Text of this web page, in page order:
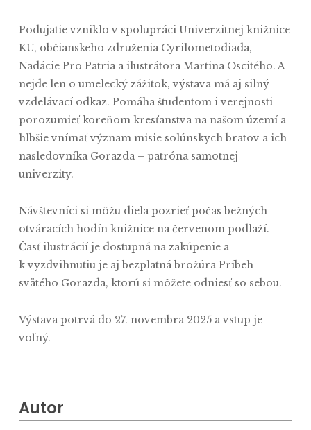
Podujatie vzniklo v spolupráci Univerzitnej knižnice
KU, občianskeho združenia Cyrilometodiada,
Nadácie Pro Patria a ilustrátora Martina Oscitého. A
nejde len o umelecký zážitok, výstava má aj silný
vzdelávací odkaz. Pomáha študentom i verejnosti
porozumieť koreňom kresťanstva na našom území a
hlbšie vnímať význam misie solúnskych bratov a ich
nasledovníka Gorazda – patróna samotnej
univerzity.
Návštevníci si môžu diela pozrieť počas bežných
otváracích hodín knižnice na červenom podlaží.
Časť ilustrácií je dostupná na zakúpenie a
k vyzdvihnutiu je aj bezplatná brožúra Príbeh
svätého Gorazda, ktorú si môžete odniesť so sebou.
Výstava potrvá do 27. novembra 2025 a vstup je
voľný.
Autor